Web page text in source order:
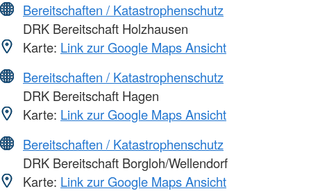
Bereitschaften / Katastrophenschutz
DRK Bereitschaft Holzhausen
Karte: Link zur Google Maps Ansicht
Bereitschaften / Katastrophenschutz
DRK Bereitschaft Hagen
Karte: Link zur Google Maps Ansicht
Bereitschaften / Katastrophenschutz
DRK Bereitschaft Borgloh/Wellendorf
Karte: Link zur Google Maps Ansicht